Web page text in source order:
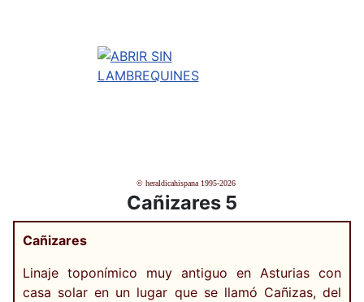
© heraldicahispana 1995-2026
Cañizares 5
Cañizares
Linaje toponímico muy antiguo en Asturias con
casa solar en un lugar que se llamó Cañizas, del